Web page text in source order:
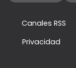
Canales RSS
Privacidad